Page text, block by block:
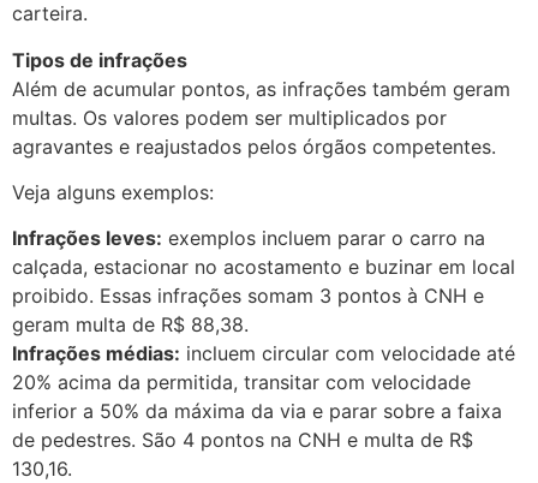
carteira.
Tipos de infrações
Além de acumular pontos, as infrações também geram
multas. Os valores podem ser multiplicados por
agravantes e reajustados pelos órgãos competentes.
Veja alguns exemplos:
Infrações leves: exemplos incluem parar o carro na
calçada, estacionar no acostamento e buzinar em local
proibido. Essas infrações somam 3 pontos à CNH e
geram multa de R$ 88,38.
Infrações médias: incluem circular com velocidade até
20% acima da permitida, transitar com velocidade
inferior a 50% da máxima da via e parar sobre a faixa
de pedestres. São 4 pontos na CNH e multa de R$
130,16.